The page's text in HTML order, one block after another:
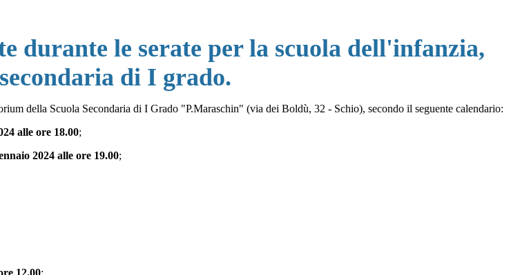
durante le serate per la scuola dell'infanzia,
di I grado.
della Scuola Secondaria di I Grado "P.Maraschin" (via dei Boldù, 32 - Schio), secondo il seguente calendario:
alle ore 18.00;
2024 alle ore 19.00;